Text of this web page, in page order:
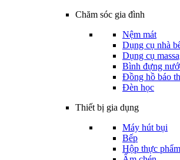
Chăm sóc gia đình
Nệm mát
Dụng cụ nhà
Dụng cụ
Bình đựng
Đồng hồ báo
Đèn học
Thiết bị gia dụng
Máy hút bụi
Bếp
Hộp thực phẩm